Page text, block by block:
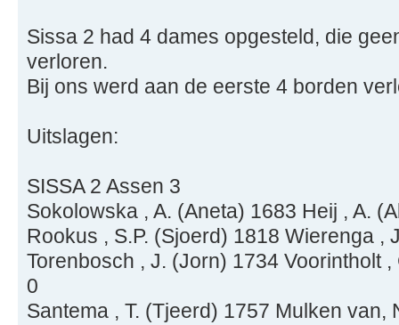
Sissa 2 had 4 dames opgesteld, die
verloren.
Bij ons werd aan de eerste 4 borden
Uitslagen:
SISSA 2 Assen 3
Sokolowska , A. (Aneta) 1683 Heij , A.
Rookus , S.P. (Sjoerd) 1818 Wierenga ,
Torenbosch , J. (Jorn) 1734 Voorintholt
0
Santema , T. (Tjeerd) 1757 Mulken